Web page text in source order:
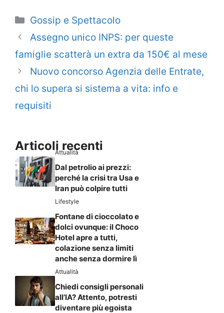
Categorie
Gossip e Spettacolo
Assegno unico INPS: per queste
famiglie scatterà un extra da 150€ al mese
Nuovo concorso Agenzia delle Entrate,
chi lo supera si sistema a vita: info e
requisiti
Articoli recenti
Attualità
Dal petrolio ai prezzi:
perché la crisi tra Usa e
Iran può colpire tutti
Lifestyle
Fontane di cioccolato e
dolci ovunque: il Choco
Hotel apre a tutti,
colazione senza limiti
anche senza dormire lì
Attualità
Chiedi consigli personali
all’IA? Attento, potresti
diventare più egoista